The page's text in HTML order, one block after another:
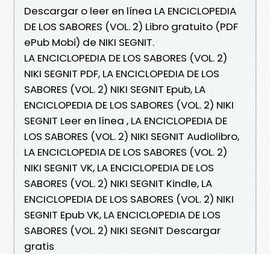
Descargar o leer en línea LA ENCICLOPEDIA
DE LOS SABORES (VOL. 2) Libro gratuito (PDF
ePub Mobi) de NIKI SEGNIT.
LA ENCICLOPEDIA DE LOS SABORES (VOL. 2)
NIKI SEGNIT PDF, LA ENCICLOPEDIA DE LOS
SABORES (VOL. 2) NIKI SEGNIT Epub, LA
ENCICLOPEDIA DE LOS SABORES (VOL. 2) NIKI
SEGNIT Leer en línea , LA ENCICLOPEDIA DE
LOS SABORES (VOL. 2) NIKI SEGNIT Audiolibro,
LA ENCICLOPEDIA DE LOS SABORES (VOL. 2)
NIKI SEGNIT VK, LA ENCICLOPEDIA DE LOS
SABORES (VOL. 2) NIKI SEGNIT Kindle, LA
ENCICLOPEDIA DE LOS SABORES (VOL. 2) NIKI
SEGNIT Epub VK, LA ENCICLOPEDIA DE LOS
SABORES (VOL. 2) NIKI SEGNIT Descargar
gratis